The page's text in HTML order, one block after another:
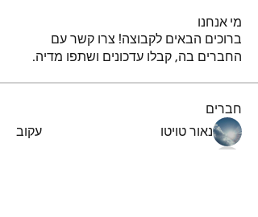
מי אנחנו
ברוכים הבאים לקבוצה! צרו קשר עם
החברים בה, קבלו עדכונים ושתפו מדיה.
חברים
נאור טויטו
עקוב